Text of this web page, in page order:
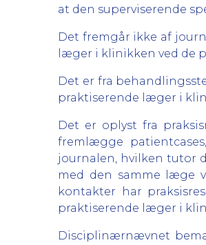
at den superviserende
Det fremgår ikke af
læger i klinikken ved de
Det er fra
praktiserende læger i
Det er oplyst fra
fremlægge
journalen, hvilken tutor
med den samme læge
kontakter har
praktiserende læger i
Disciplinærnævnet